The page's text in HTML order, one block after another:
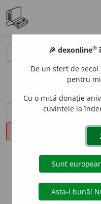
sinteza definițiilor (1)
info
Aceste
echipa
originale
Puteți
🎉 dexonline®
De un sfert de
pentru
Cu o mică donație
cuvintele la